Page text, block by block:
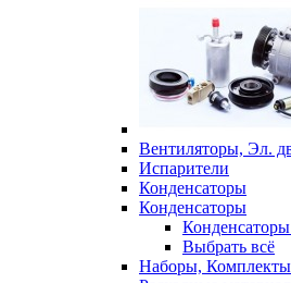
Вентиляторы, Эл.
Испарители
Конденсаторы
Конденсаторы
Выбрать всё
Наборы, Комплекты